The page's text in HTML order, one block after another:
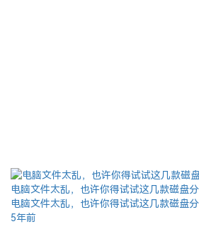
电脑文件太乱，也许你得试试这几款磁盘
电脑文件太乱，也许你得试试这几款磁盘
5年前